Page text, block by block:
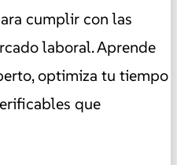
cumplir con las
laboral. Aprende
optimiza tu tiempo
que